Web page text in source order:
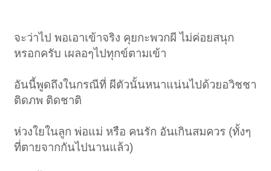
จะว่าไป พอเอาเข้าจริง คุยกะพวกผี ไม่ค่อยสนุก
หรอกครับ เผลอๆไปทุกข์ตามเข้า
อันนี้พูดถึงในกรณีที่ ผีตัวนั้นหนาแน่นไปด้วยอวิชชา
ติดภพ ติดชาติ
ห่วงใยในลูก พ่อแม่ หรือ คนรัก อันเกินสมควร (ทั้งๆ
ที่ตายจากกันไปนานแล้ว)